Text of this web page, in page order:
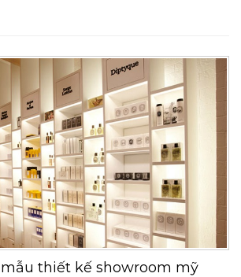
thiết kế showroom mỹ